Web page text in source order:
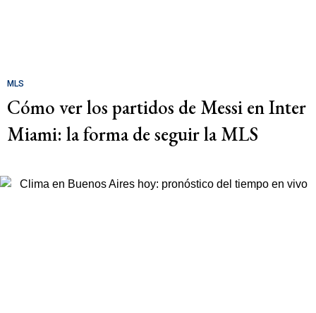
MLS
Cómo ver los partidos de Messi en Inter
Miami: la forma de seguir la MLS